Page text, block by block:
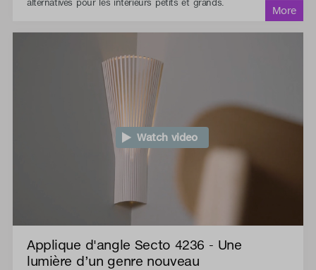
Watch video
Applique d'angle Secto 4236 - Une
lumière d’un genre nouveau